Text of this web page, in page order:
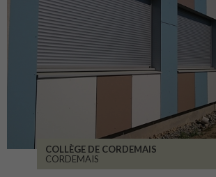
COLLÈGE DE CORDEMAIS
CORDEMAIS